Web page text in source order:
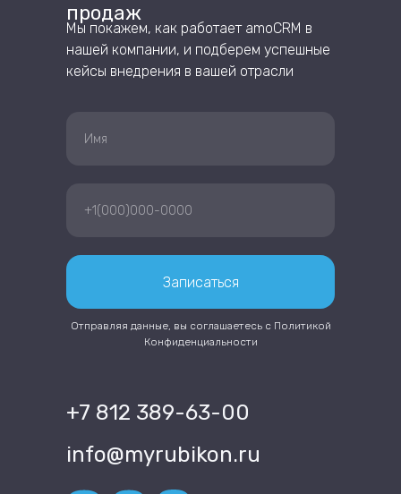
продаж
Мы покажем, как работает amoCRM в
нашей компании, и подберем успешные
кейсы внедрения в вашей отрасли
+7 812 389-63-00
info@myrubikon.ru
Записаться
Отправляя данные, вы соглашаетесь с Политикой
Конфиденциальности